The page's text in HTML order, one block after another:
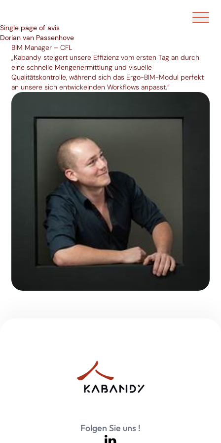
Ouvrir/
Single page of avis
Dorian van Passenhove
BIM Manager – CFL
„Kabandy steigert unsere Effizienz vom ersten Tag an durch
eine schnelle Mengenermittlung und visuelle
Qualitätskontrolle, während sich das Ergo-BIM-Modul perfekt
an unsere sich entwickelnden Workflows anpasst.“
Folgen Sie uns !